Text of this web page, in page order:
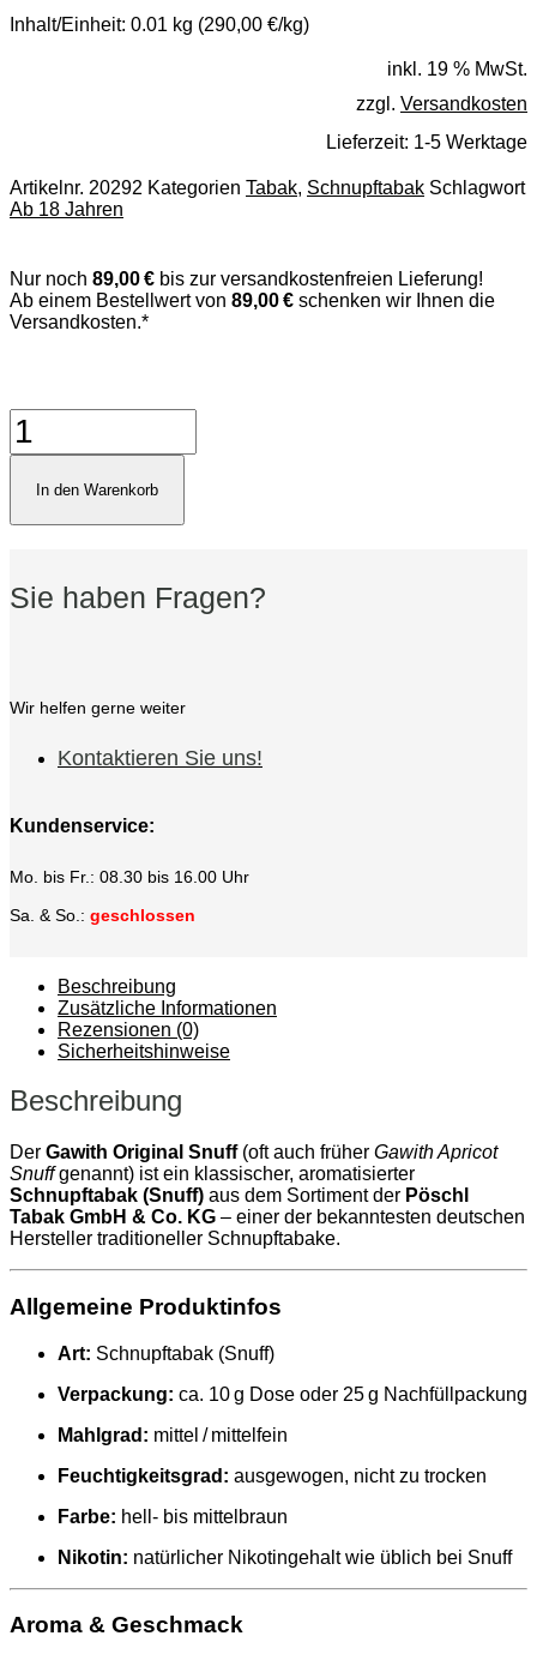
Inhalt/Einheit: 0.01 kg (290,00 €/kg)
inkl. 19 % MwSt.
zzgl. Versandkosten
Lieferzeit: 1-5 Werktage
Artikelnr. 20292 Kategorien Tabak, Schnupftabak Schlagwort
Ab 18 Jahren
Nur noch 89,00 € bis zur versandkostenfreien Lieferung!
Ab einem Bestellwert von 89,00 € schenken wir Ihnen die
Versandkosten.*
Gawith
Original
Snuff
MengeIn den Warenkorb
Sie haben Fragen?
Wir helfen gerne weiter
Kontaktieren Sie uns!
Kundenservice:
Mo. bis Fr.: 08.30 bis 16.00 Uhr
Sa. & So.: geschlossen
Beschreibung
Zusätzliche Informationen
Rezensionen (0)
Sicherheitshinweise
Beschreibung
Der Gawith Original Snuff(oft auch früher Gawith Apricot
Snuffgenannt) ist ein klassischer, aromatisierter
Schnupftabak (Snuff) aus dem Sortiment der Pöschl
Tabak GmbH & Co. KG – einer der bekanntesten deutschen
Hersteller traditioneller Schnupftabake.
Allgemeine Produktinfos
Art: Schnupftabak (Snuff)
Verpackung: ca. 10 g Dose oder 25 g Nachfüllpackung
Mahlgrad: mittel / mittelfein
Feuchtigkeitsgrad: ausgewogen, nicht zu trocken
Farbe: hell‑ bis mittelbraun
Nikotin: natürlicher Nikotingehalt wie üblich bei Snuff
Aroma & Geschmack